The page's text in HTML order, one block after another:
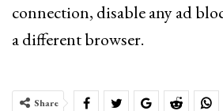
connection, disable any ad
a different browser.
Share